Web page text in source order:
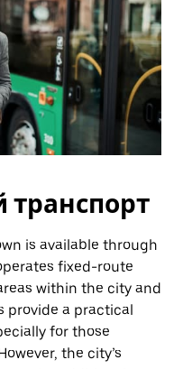
is available through
fixed-route
within the city and
provide a practical
for those
the city’s